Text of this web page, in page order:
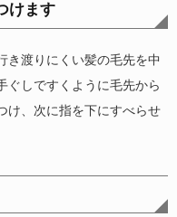
けます
き渡りにくい髪の毛先を中
ぐしですくように毛先から
け、次に指を下にすべらせ